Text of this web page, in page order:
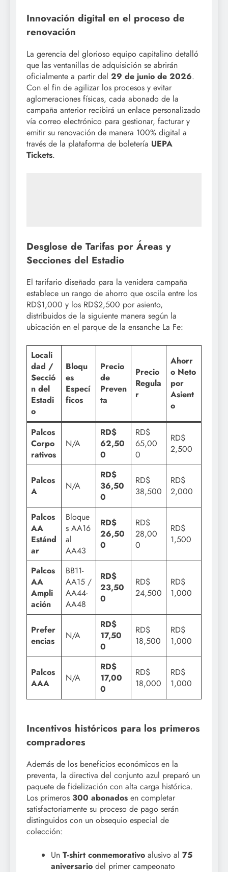
Innovación digital en el proceso de
renovación
La gerencia del glorioso equipo capitalino detalló
que las ventanillas de adquisición se abrirán
oficialmente a partir del 29 de junio de 2026.
Con el fin de agilizar los procesos y evitar
aglomeraciones físicas, cada abonado de la
campaña anterior recibirá un enlace personalizado
vía correo electrónico para gestionar, facturar y
emitir su renovación de manera 100% digital a
través de la plataforma de boletería UEPA
Tickets.
Desglose de Tarifas por Áreas y
Secciones del Estadio
El tarifario diseñado para la venidera campaña
establece un rango de ahorro que oscila entre los
RD$1,000 y los RD$2,500 por asiento,
distribuidos de la siguiente manera según la
ubicación en el parque de la ensanche La Fe:
Locali
dad /
Secció
n del
Estadi
o
Bloqu
es
Especí
ficos
Precio
de
Preven
ta
Precio
Regula
r
Ahorr
o Neto
por
Asient
o
Palcos
Corpo
rativos
N/A
RD$
62,50
0
RD$
65,00
0
RD$
2,500
Palcos
A
N/A
RD$
36,50
0
RD$
38,500
RD$
2,000
Palcos
AA
Estánd
ar
Bloque
s AA16
al
AA43
RD$
26,50
0
RD$
28,00
0
RD$
1,500
Palcos
AA
Ampli
ación
BB11-
AA15 /
AA44-
AA48
RD$
23,50
0
RD$
24,500
RD$
1,000
Prefer
encias
N/A
RD$
17,50
0
RD$
18,500
RD$
1,000
Palcos
AAA
N/A
RD$
17,00
0
RD$
18,000
RD$
1,000
Incentivos históricos para los primeros
compradores
Además de los beneficios económicos en la
preventa, la directiva del conjunto azul preparó un
paquete de fidelización con alta carga histórica.
Los primeros 300 abonados en completar
satisfactoriamente su proceso de pago serán
distinguidos con un obsequio especial de
colección:
Un T-shirt conmemorativo alusivo al 75
aniversario del primer campeonato